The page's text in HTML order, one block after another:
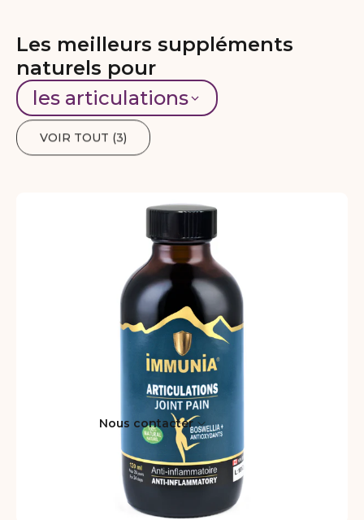
Nous contacter
Les meilleurs suppléments
naturels pour
les articulations
VOIR TOUT (3)